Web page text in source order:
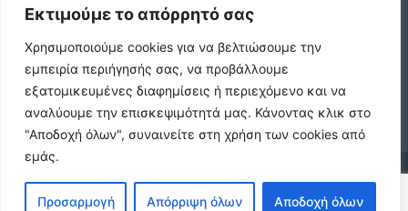
Εκτιμούμε το απόρρητό σας
Χρησιμοποιούμε cookies για να βελτιώσουμε την
εμπειρία περιήγησής σας, να προβάλλουμε
εξατομικευμένες διαφημίσεις ή περιεχόμενο και να
αναλύουμε την επισκεψιμότητά μας. Κάνοντας κλικ στο
"Αποδοχή όλων", συναινείτε στη χρήση των cookies από
εμάς.
Προσαρμογή Απόρριψη όλων Αποδοχή όλων
Κωδικος ακινητου 21489 διαμερισμα Ανωθεν
Κορδελιου
€80.000
© 2026 agx.gr. All rights reserved.